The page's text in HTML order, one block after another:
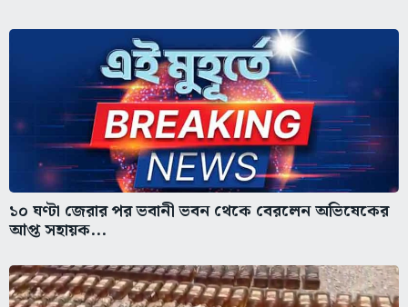
১০ ঘণ্টা জেরার পর ভবানী ভবন থেকে বেরলেন অভিষেকের
আপ্ত সহায়ক...